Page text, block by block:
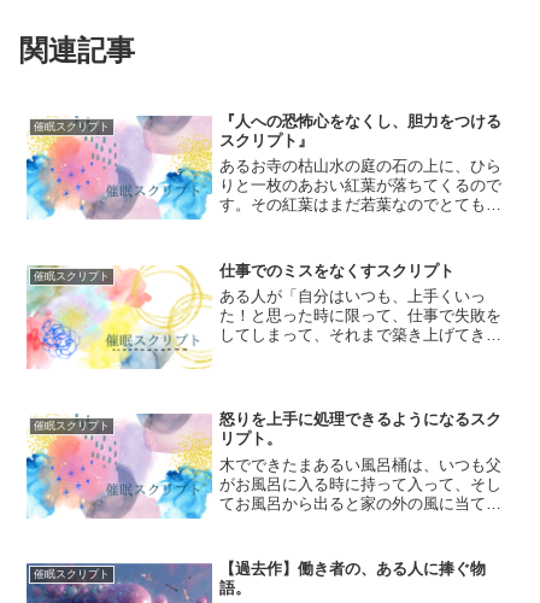
関連記事
催眠スクリプト
『人への恐怖心をなくし、胆力をつける
スクリプト』
あるお寺の枯山水の庭の石の上に、ひら
りと一枚のあおい紅葉が落ちてくるので
す。その紅葉はまだ若葉なのでとても小
と思ってみていたけれど、風が吹いて
も、そばに鳥がおりたっても...
催眠スクリプト
仕事でのミスをなくすスクリプト
ある人が「自分はいつも、上手くいっ
た！と思った時に限って、仕事で失敗を
してしまって、それまで築き上げてきた
「誰かに迷惑を掛けたくない」...
催眠スクリプト
怒りを上手に処理できるようになるスク
リプト。
木でできたまあるい風呂桶は、いつも父
がお風呂に入る時に持って入って、そし
てお風呂から出ると家の外の風に当てる
呂桶は勝手口の裏でカタカタカタと揺れ
る音を鳴らすのです。そう...
催眠スクリプト
【過去作】働き者の、ある人に捧ぐ物
語。